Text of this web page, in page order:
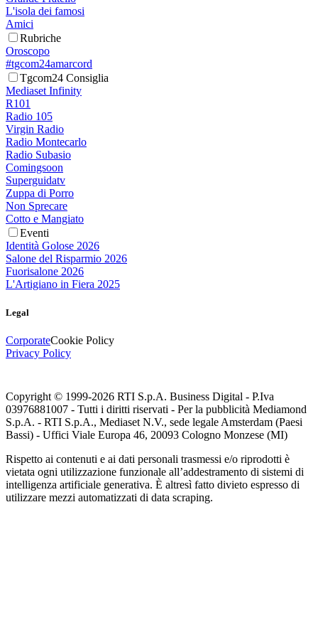
L'isola dei famosi
Amici
Rubriche
Oroscopo
#tgcom24amarcord
Tgcom24 Consiglia
Mediaset Infinity
R101
Radio 105
Virgin Radio
Radio Montecarlo
Radio Subasio
Comingsoon
Superguidatv
Zuppa di Porro
Non Sprecare
Cotto e Mangiato
Eventi
Identità Golose 2026
Salone del Risparmio 2026
Fuorisalone 2026
L'Artigiano in Fiera 2025
Legal
CorporateCookie Policy
Privacy Policy
Copyright © 1999-2026 RTI S.p.A. Business Digital - P.Iva
03976881007 - Tutti i diritti riservati - Per la pubblicità Mediamond
S.p.A. - RTI S.p.A., Mediaset N.V., sede legale Amsterdam (Paesi
Bassi) - Uffici Viale Europa 46, 20093 Cologno Monzese (MI)
Rispetto ai contenuti e ai dati personali trasmessi e/o riprodotti è
vietata ogni utilizzazione funzionale all’addestramento di sistemi di
intelligenza artificiale generativa. È altresì fatto divieto espresso di
utilizzare mezzi automatizzati di data scraping.